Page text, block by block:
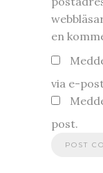
en
via e-
post.